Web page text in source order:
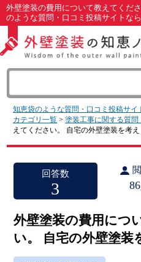
外壁塗装の費用について教えてくだ
のような質問・口コミ投稿サイトな
知恵袋のような質問・口コミ投稿サイ
カテゴリ一覧 >塗装工事に関する質問
えてください。 自宅の外壁塗装を考え
回答数
3
外壁塗装の費用につ
い。 自宅の外壁塗装